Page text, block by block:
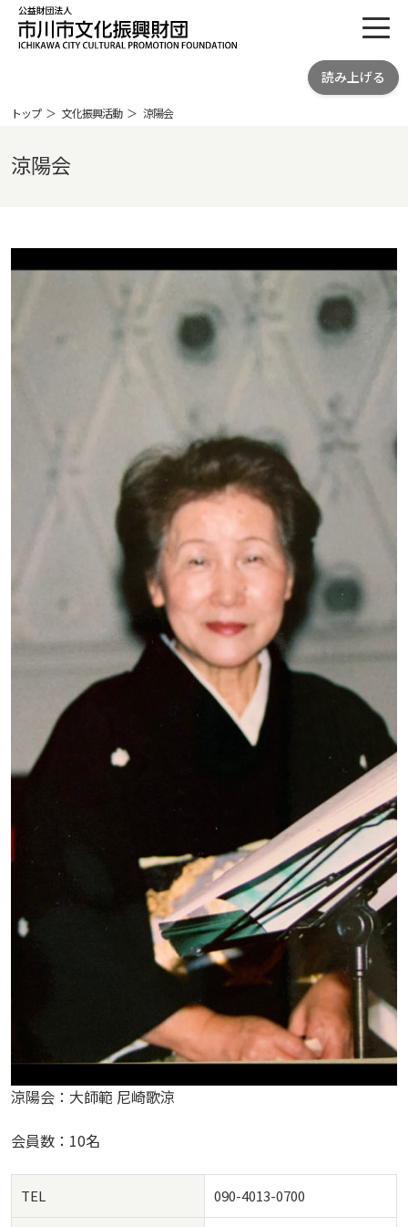
公益財団法人 市川市文化振興財団
PROMOTION FOUNDATION
読み上げる
トップ 文化振興活動 涼陽会
涼陽会
涼陽会：大師範 尼崎歌涼
会員数：10名
TEL 090-4013-0700